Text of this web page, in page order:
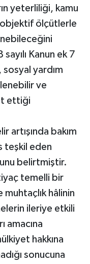
yeterliliği, kamu
objektif ölçütlerle
Kanun ek 7
yardım
ve
ettiği
artışında bakım
teşkil eden
belirtmiştir.
temelli bir
hâlinin
ileriye etkili
amacına
hakkına
sonucuna